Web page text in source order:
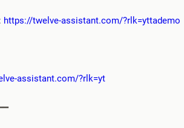
https://twelve-assistant.com/?rlk=yttademo
assistant.com/?rlk=yt